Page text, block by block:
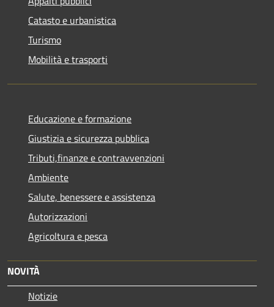
Catasto e urbanistica
Turismo
Mobilità e trasporti
Educazione e formazione
Giustizia e sicurezza pubblica
Tributi,finanze e contravvenzioni
Ambiente
Salute, benessere e assistenza
Autorizzazioni
Agricoltura e pesca
NOVITÀ
Notizie